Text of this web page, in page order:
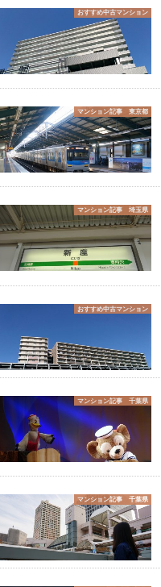
おすすめ中古マンション
マンション記事 東京都
マンション記事 埼玉県
おすすめ中古マンション
マンション記事 千葉県
マンション記事 千葉県